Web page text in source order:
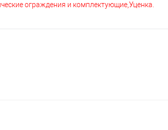
ограждения и комплектующие,Уценка.